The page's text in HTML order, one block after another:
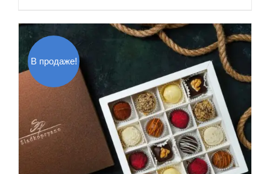
В продаже!